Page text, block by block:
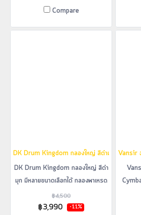
Compare
DK Drum Kingdom กลองใหญ่ สีดำมุก มีหลายขน
DK Drum Kingdom กลองใหญ่ สีดำ
มุก มีหลายขนาดเลือกได้ กลองพาเหรด
กลองมาร์ชชิ่ง กลองเดินแถว
Marching Bass Drum
฿4,500
฿3,990 -11%
Vansir